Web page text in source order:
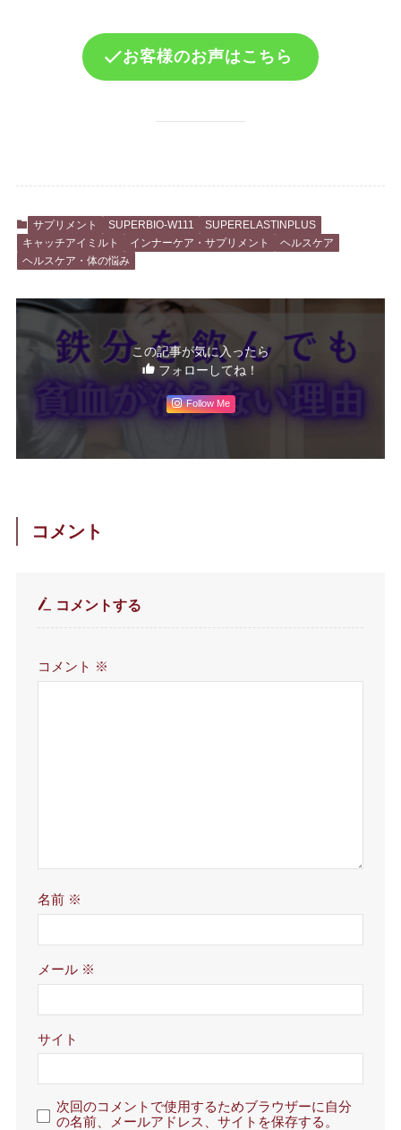
お客様のお声はこちら
サプリメント SUPERBIO-W111
SUPERELASTINPLUS
キャッチアイミルト
インナーケア・サプリメント
ヘルスケア
ヘルスケア・体の悩み
この記事が気に入ったら
フォローしてね！
Follow Me
コメント
コメントする
コメント ※
名前 ※
メール ※
サイト
次回のコメントで使用するためブラウザーに自分
の名前、メールアドレス、サイトを保存する。